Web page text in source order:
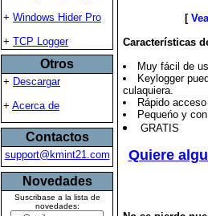
+ Windows Hider Pro
+ TCP Logger
Otros
+ Descargar
+ Acerca de
Contactos
support@kmint21.com
Novedades
Suscribase a la lista de
novedades:
[
Características
Muy fácil de
Keylogger
culaquiera.
Rápido
Pequeńo y
GRATIS
Quiere